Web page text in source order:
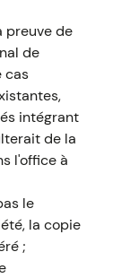
preuve de
de
cas
intégrant
de la
l'office à
le
la copie
;